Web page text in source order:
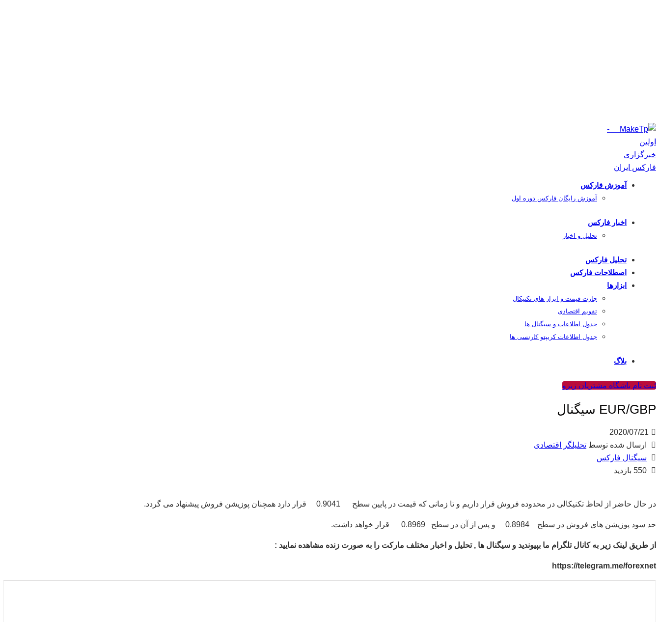
آموزش فارکس
آموزش رایگان فارکس دوره اول
اخبار فارکس
تحلیل و اخبار
تحلیل فارکس
اصطلاحات فارکس
ابزارها
چارت قیمت و ابزار های تکنیکال
تقویم اقتصادی
جدول اطلاعات و سیگنال ها
جدول اطلاعات کریپتو کارنسی ها
بلاگ
ثبت نام باشگاه مشتریان زیرو
EUR/GBP سیگنال
2020/07/21
ارسال شده توسط تحلیلگر اقتصادی
سیگنال فارکس
در حال حاضر از لحاظ تکنیکالی در محدوده فروش قرار داریم و تا زمانی که قیمت در پایین سطح 0.9041 قرار دارد همچنان پوزیشن فروش پیشنهاد می گردد.
حد سود پوزیشن های فروش در سطح 0.8984 و پس از آن در سطح 0.8969 قرار خواهد داشت.
از طریق لینک زیر به کانال تلگرام ما بپیوندید و سیگنال ها , تحلیل و اخبار مختلف مارکت را به صورت زنده مشاهده نمایید :
https://telegram.me/forexnet